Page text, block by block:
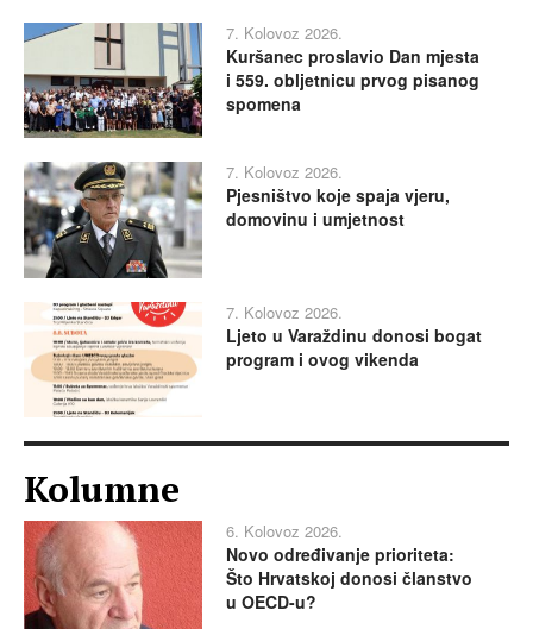
7. Kolovoz 2026.
Kuršanec proslavio Dan mjesta
i 559. obljetnicu prvog pisanog
spomena
7. Kolovoz 2026.
Pjesništvo koje spaja vjeru,
domovinu i umjetnost
7. Kolovoz 2026.
Ljeto u Varaždinu donosi bogat
program i ovog vikenda
Kolumne
6. Kolovoz 2026.
Novo određivanje prioriteta:
Što Hrvatskoj donosi članstvo
u OECD-u?